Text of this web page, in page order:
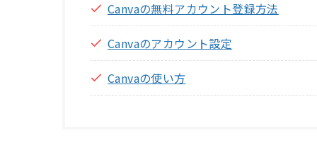
Canvaの無料アカウント登録方法
Canvaのアカウント設定
Canvaの使い方